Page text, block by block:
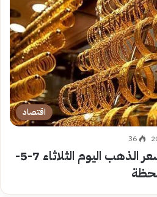
اقتصاد
36
عيار 21 وصل كام؟.. سعر الذهب اليوم الثلاثاء 7-5-